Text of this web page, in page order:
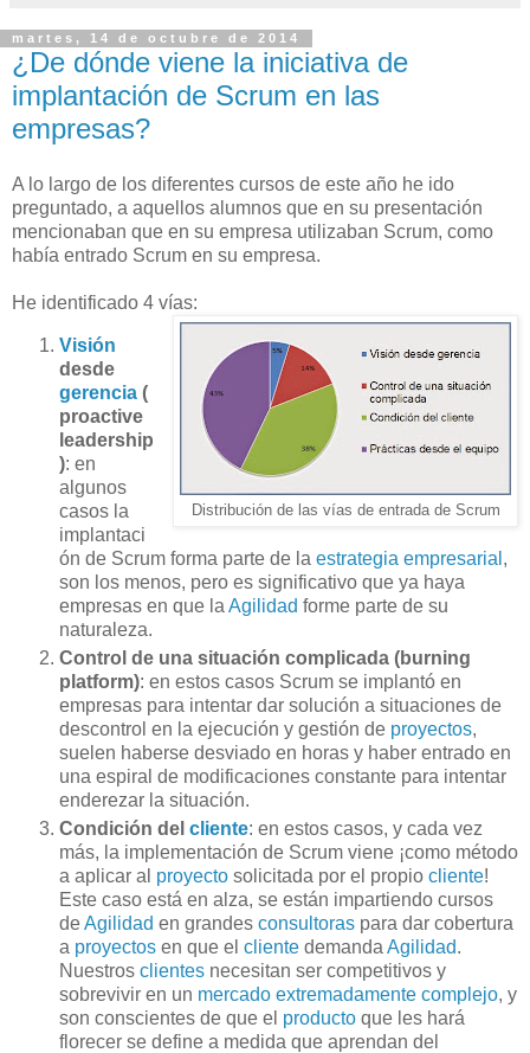
martes, 14 de octubre de 2014
¿De dónde viene la iniciativa de
implantación de Scrum en las
empresas?
A lo largo de los diferentes cursos de este año he ido
preguntado, a aquellos alumnos que en su presentación
mencionaban que en su empresa utilizaban Scrum, como
había entrado Scrum en su empresa.
He identificado 4 vías:
Distribución de las vías de entrada de Scrum
Visión
desde
gerencia (
proactive
leadership
): en
algunos
casos la
implantaci
ón de Scrum forma parte de la estrategia empresarial ,
son los menos, pero es significativo que ya haya
empresas en que la Agilidad forme parte de su
naturaleza.
Control de una situación complicada (burning
platform): en estos casos Scrum se implantó en
empresas para intentar dar solución a situaciones de
descontrol en la ejecución y gestión de proyectos,
suelen haberse desviado en horas y haber entrado en
una espiral de modificaciones constante para intentar
enderezar la situación.
Condición del cliente: en estos casos, y cada vez
más, la implementación de Scrum viene ¡como método
a aplicar al proyecto solicitada por el propio cliente!
Este caso está en alza, se están impartiendo cursos
deAgilidad en grandes consultoras para dar cobertura
a proyectos en que el cliente demanda Agilidad.
Nuestros clientes necesitan ser competitivos y
sobrevivir en un mercado extremadamente complejo, y
son conscientes de que el producto que les hará
florecer se define a medida que aprendan del